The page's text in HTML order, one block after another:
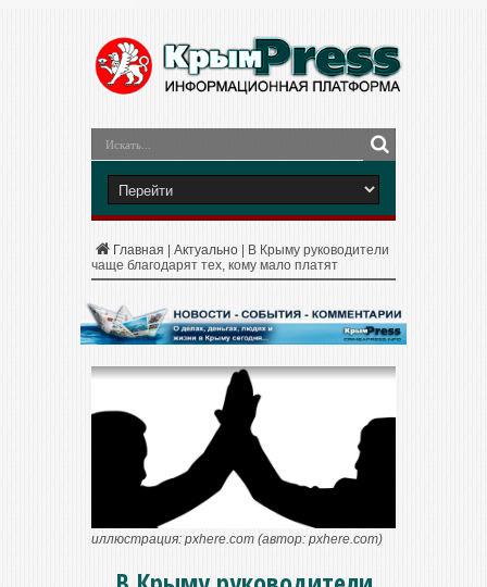
Главная Актуально
В Крыму руководители
чаще благодарят тех, кому мало платят
иллюстрация: pxhere.com (автор: pxhere.com)